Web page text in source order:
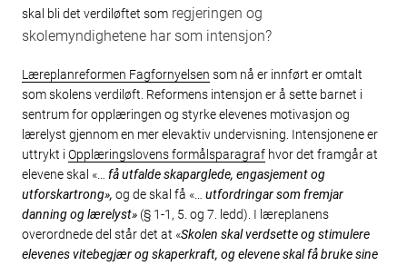
skal bli det verdiløftet som regjeringen og
skolemyndighetene har som intensjon?
Læreplanreformen Fagfornyelsen som nå er innført er omtalt
som skolens verdiløft. Reformens intensjon er å sette barnet i
sentrum for opplæringen og styrke elevenes motivasjon og
lærelyst gjennom en mer elevaktiv undervisning. Intensjonene er
uttrykt i Opplæringslovens formålsparagraf hvor det framgår at
elevene skal «… få utfalde skaparglede, engasjement og
utforskartrong», og de skal få «… utfordringar som fremjar
danning og lærelyst» (§ 1-1, 5. og 7. ledd). I læreplanens
overordnede del står det at «Skolen skal verdsette og stimulere
elevenes vitebegjær og skaperkraft, og elevene skal få bruke sine